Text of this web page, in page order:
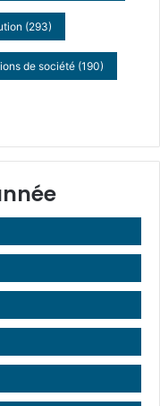
(293)
de société (190)